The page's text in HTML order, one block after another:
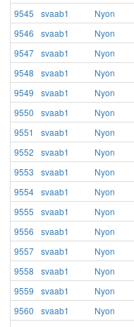
9545
svaab1 Nyon
9546
svaab1 Nyon
9547 svaab1 Nyon
9548
svaab1 Nyon
9549
svaab1 Nyon
9550
svaab1 Nyon
9551
svaab1 Nyon
9552
svaab1 Nyon
9553
svaab1 Nyon
9554 svaab1 Nyon
9555
svaab1 Nyon
9556
svaab1 Nyon
9557 svaab1 Nyon
9558
svaab1 Nyon
9559
svaab1 Nyon
9560
svaab1 Nyon